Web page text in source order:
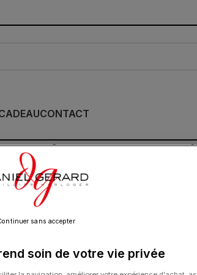
CONTACT
Bracelet Morganne
Quartz Fumé Or Jaune
590.00
Cette collection emblématique met les pierres
soin de votre vie privée
sans accepter